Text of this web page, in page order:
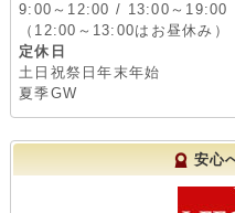
9:00～12:00 / 13:00～19:00
（12:00～13:00はお昼休み）
定休日
土日祝祭日年末年始
夏季GW
安心